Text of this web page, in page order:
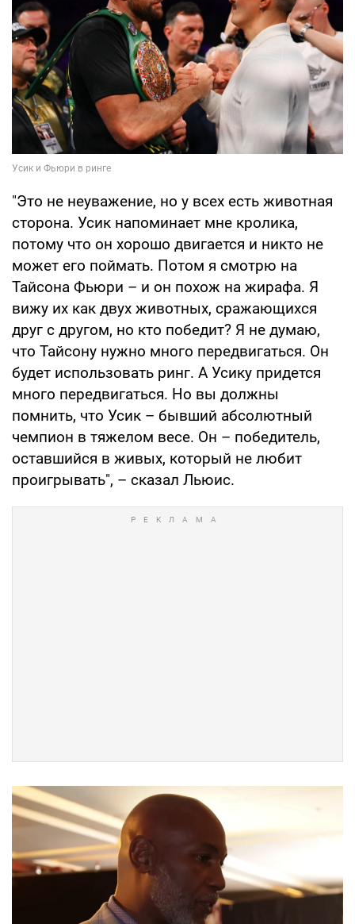
"Это не неуважение, но у всех есть животная
сторона. Усик напоминает мне кролика,
потому что он хорошо двигается и никто не
может его поймать. Потом я смотрю на
Тайсона Фьюри – и он похож на жирафа. Я
вижу их как двух животных, сражающихся
друг с другом, но кто победит? Я не думаю,
что Тайсону нужно много передвигаться. Он
будет использовать ринг. А Усику придется
много передвигаться. Но вы должны
помнить, что Усик – бывший абсолютный
чемпион в тяжелом весе. Он – победитель,
оставшийся в живых, который не любит
проигрывать", – сказал Льюис.